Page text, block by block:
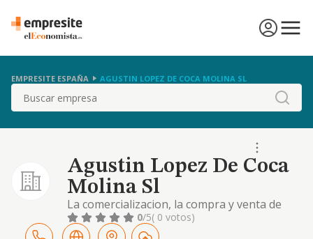
EMPRESITE ESPAÑA AGUSTIN LOPEZ DE COCA MOLINA SL
Buscar
Agustin Lopez De Coca
Molina Sl
La comercializacion, la compra y venta de
productos fitosanitarios y auxiliares de la
agricultura.
0/5( 0 votos)